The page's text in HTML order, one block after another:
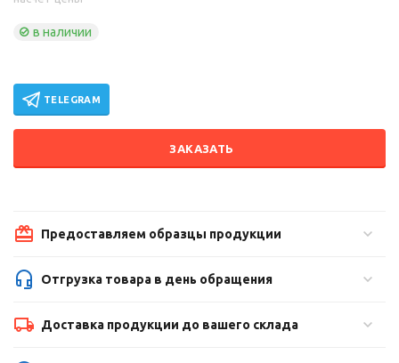
в наличии
TELEGRAM
ЗАКАЗАТЬ
Предоставляем образцы продукции
Отгрузка товара в день обращения
Доставка продукции до вашего склада